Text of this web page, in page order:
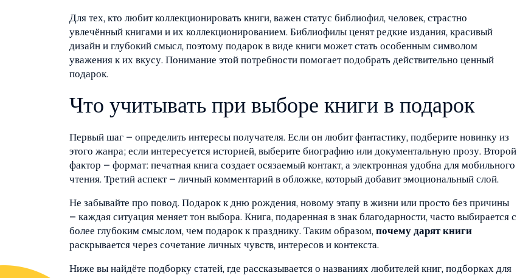
Для тех, кто любит коллекционировать книги, важен статус библиофил, человек, страстно
увлечённый книгами и их коллекционированием. Библиофилы ценят редкие издания, красивый
дизайн и глубокий смысл, поэтому подарок в виде книги может стать особенным символом
уважения к их вкусу. Понимание этой потребности помогает подобрать действительно ценный
подарок.
Что учитывать при выборе книги в подарок
Первый шаг – определить интересы получателя. Если он любит фантастику, подберите новинку из
этого жанра; если интересуется историей, выберите биографию или документальную прозу. Второй
фактор – формат: печатная книга создает осязаемый контакт, а электронная удобна для мобильного
чтения. Третий аспект – личный комментарий в обложке, который добавит эмоциональный слой.
Не забывайте про повод. Подарок к дню рождения, новому этапу в жизни или просто без причины
– каждая ситуация меняет тон выбора. Книга, подаренная в знак благодарности, часто выбирается с
более глубоким смыслом, чем подарок к празднику. Таким образом, почему дарят книги
раскрывается через сочетание личных чувств, интересов и контекста.
Ниже вы найдёте подборку статей, где рассказывается о названиях любителей книг, подборках для